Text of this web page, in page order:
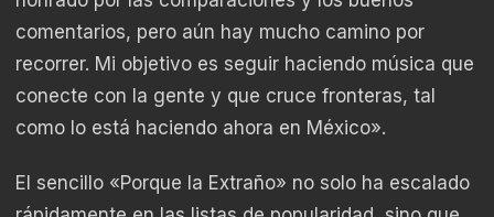
comentarios, pero aún hay mucho camino por
recorrer. Mi objetivo es seguir haciendo música que
conecte con la gente y que cruce fronteras, tal
como lo está haciendo ahora en México».
El sencillo «Porque la Extraño» no solo ha escalado